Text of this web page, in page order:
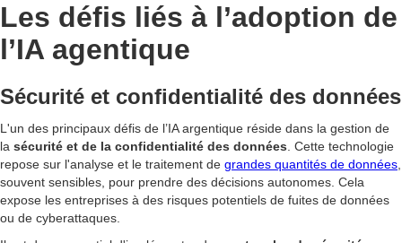
Les défis liés à l’adoption de
l’IA agentique
Sécurité et confidentialité des données
L'un des principaux défis de l’IA argentique réside dans la gestion de
la sécurité et de la confidentialité des données . Cette technologie
repose sur l'analyse et le traitement de grandes quantités de données
souvent sensibles, pour prendre des décisions autonomes. Cela
expose les entreprises à des risques potentiels de fuites de données
ou de cyberattaques.